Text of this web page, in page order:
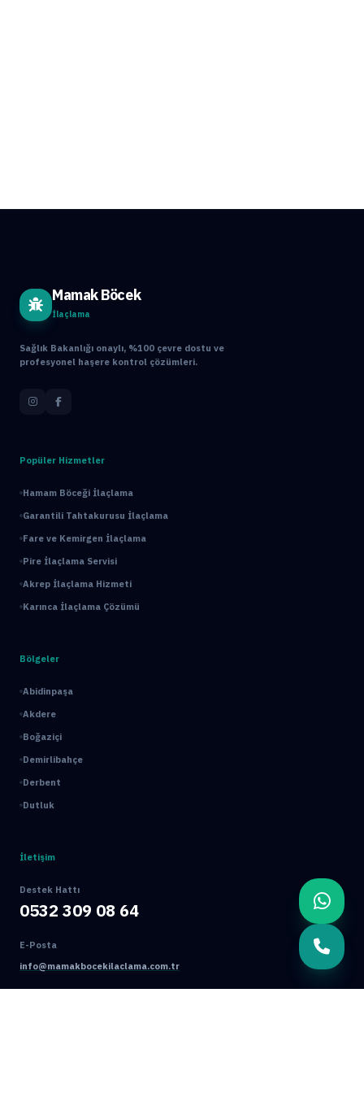
Mamak Böcek
İlaçlama
Sağlık Bakanlığı onaylı, %100 çevre dostu ve
profesyonel haşere kontrol çözümleri.
Popüler Hizmetler
Hamam Böceği İlaçlama
Garantili Tahtakurusu İlaçlama
Fare ve Kemirgen İlaçlama
Pire İlaçlama Servisi
Akrep İlaçlama Hizmeti
Karınca İlaçlama Çözümü
Bölgeler
Abidinpaşa
Akdere
Boğaziçi
Demirlibahçe
Derbent
Dutluk
İletişim
Destek Hattı
0532 309 08 64
E-Posta
info@mamakbocekilaclama.com.tr